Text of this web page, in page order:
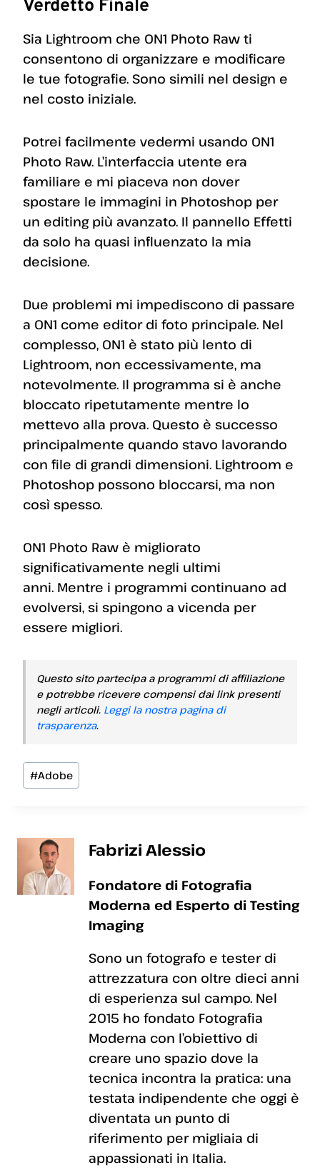
Verdetto Finale
Sia Lightroom che ON1 Photo Raw ti
consentono di organizzare e modificare
le tue fotografie. Sono simili nel design e
nel costo iniziale.
Potrei facilmente vedermi usando ON1
Photo Raw. L’interfaccia utente era
familiare e mi piaceva non dover
spostare le immagini in Photoshop per
un editing più avanzato. Il pannello Effetti
da solo ha quasi influenzato la mia
decisione.
Due problemi mi impediscono di passare
a ON1 come editor di foto principale. Nel
complesso, ON1 è stato più lento di
Lightroom, non eccessivamente, ma
notevolmente. Il programma si è anche
bloccato ripetutamente mentre lo
mettevo alla prova. Questo è successo
principalmente quando stavo lavorando
con file di grandi dimensioni. Lightroom e
Photoshop possono bloccarsi, ma non
così spesso.
ON1 Photo Raw è migliorato
significativamente negli ultimi
anni. Mentre i programmi continuano ad
evolversi, si spingono a vicenda per
essere migliori.
Questo sito partecipa a programmi di affiliazione
e potrebbe ricevere compensi dai link presenti
negli articoli. Leggi la nostra pagina di
trasparenza.
Tag
articolo:
#Adobe
Fabrizi Alessio
Fondatore di Fotografia
Moderna ed Esperto di Testing
Imaging
Sono un fotografo e tester di
attrezzatura con oltre dieci anni
di esperienza sul campo. Nel
2015 ho fondato Fotografia
Moderna con l’obiettivo di
creare uno spazio dove la
tecnica incontra la pratica: una
testata indipendente che oggi è
diventata un punto di
riferimento per migliaia di
appassionati in Italia.